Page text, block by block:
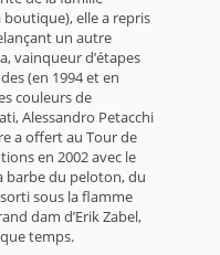
elle a repris
un autre
vainqueur d’étapes
(en 1994 et en
couleurs de
Alessandro Petacchi
a offert au Tour de
en 2002 avec le
barbe du peloton, du
sous la flamme
dam d’Erik Zabel,
temps.